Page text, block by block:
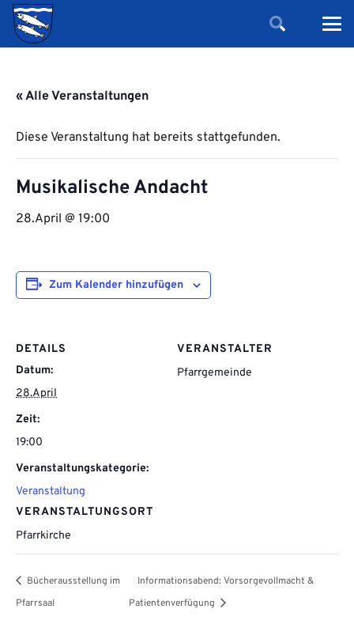
« Alle Veranstaltungen
Diese Veranstaltung hat bereits stattgefunden.
Musikalische Andacht
28.April @ 19:00
Zum Kalender hinzufügen
DETAILS
Datum:
28.April
Zeit:
19:00
Veranstaltungskategorie:
Veranstaltung
VERANSTALTUNGSORT
Pfarrkirche
VERANSTALTER
Pfarrgemeinde
Bücherausstellung im
Pfarrsaal
Informationsabend: Vorsorgevollmacht &
Patientenverfügung